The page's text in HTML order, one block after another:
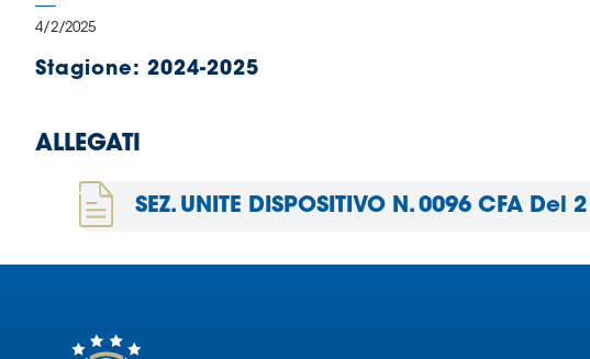
Shop
partner
Assicurazione
Whistleblowing
4/2/2025
Stagione: 2024-2025
ALLEGATI
SEZ. UNITE DISPOSITIVO N. 0096 CFA Del